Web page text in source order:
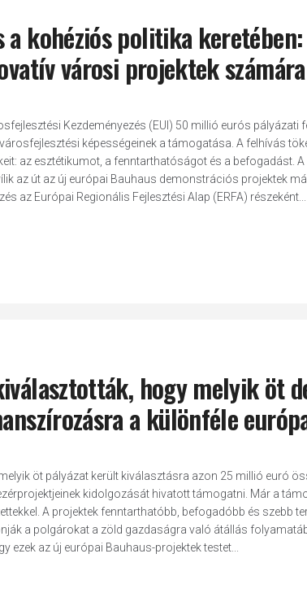
a kohéziós politika
városi projektek számára
Kezdeményezés (EUI) 50 millió eurós pályázati
képességeinek a támogatása. A felhívás
az esztétikumot, a fenntarthatóságot és a befogadást.
az út az új európai Bauhaus demonstrációs projektek
az Európai Regionális Fejlesztési Alap (ERFA) részeként...
hogy melyik öt
a különféle
öt pályázat került kiválasztásra azon 25 millió euró
kidolgozását hivatott támogatni. Már a
A projektek fenntarthatóbb, befogadóbb és szebb
a polgárokat a zöld gazdaságra való átállás
ezek az új európai Bauhaus-projektek testet...